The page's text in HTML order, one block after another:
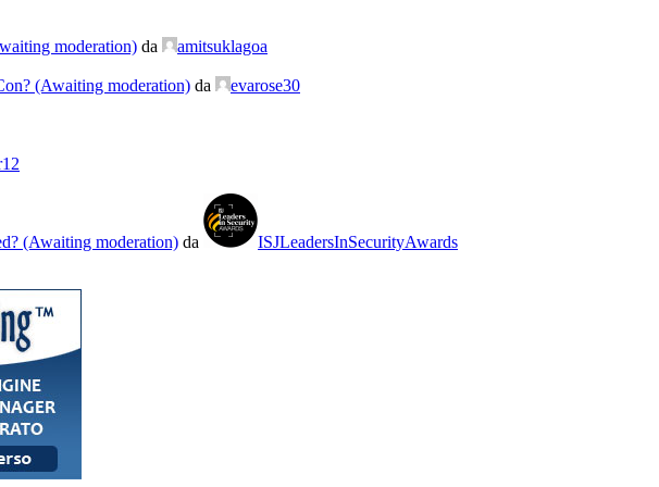
moderation) da amitsuklagoa
(Awaiting moderation) da evarose30
(Awaiting moderation) da ISJLeadersInSecurityAwards